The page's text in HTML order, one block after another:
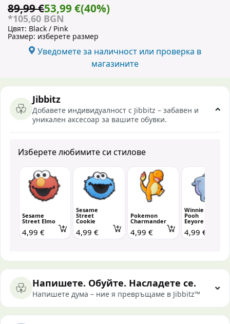
89,99 €53,99 €(40%)
*105,60 BGN
Цвят: Black / Pink
Размер: изберете размер
Уведомете за наличност или проверка в
магазините
Jibbitz
Добавете индивидуалност с Jibbitz – забавен и
уникален аксесоар за вашите обувки.
Изберете любимите си стилове
Sesame
Street Elmo
4,99 €
Sesame
Street
Cookie
4,99 €
Pokemon
Charmander
4,99 €
Winnie the
Pooh
Eeyore
4,99 €
Напишете. Обуйте. Насладете се.
Напишете дума – ние я превръщаме в Jibbitz™